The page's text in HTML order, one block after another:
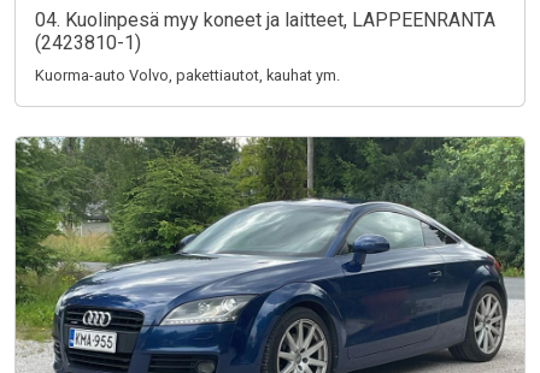
04. Kuolinpesä myy koneet ja laitteet, LAPPEENRANTA
(2423810-1)
Kuorma-auto Volvo, pakettiautot, kauhat ym.